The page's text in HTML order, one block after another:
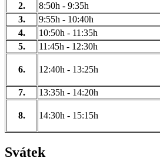
2.
8:50h - 9:35h
3.
9:55h - 10:40h
4.
10:50h - 11:35h
5.
11:45h - 12:30h
6. 12:40h - 13:25h
7. 13:35h - 14:20h
8. 14:30h - 15:15h
Svátek